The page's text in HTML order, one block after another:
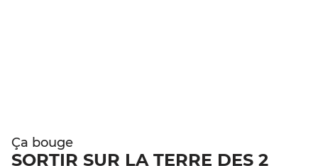
Ça bouge
SORTIR SUR LA TERRE DES 2